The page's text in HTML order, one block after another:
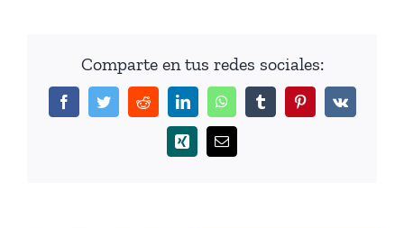
Comparte en tus redes sociales:
FacebookTwitterRedditLinkedInWhatsAppTumblrPinterestVk
Xing
Correo
electrónico